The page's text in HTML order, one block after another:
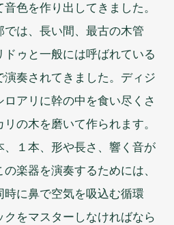
音色を作り 出 してきました。
では、長い間 、最古の木管
ドゥと一般には呼ばれている
演奏されてきました。ディジ
ロアリに幹の中 を食い尽 くさ
リの木を磨いて作られます。
、１本、 形や長さ、響 く音が
の楽器を演奏するためには、
時に鼻で空気を吸込む循環
クをマスターしなければなら